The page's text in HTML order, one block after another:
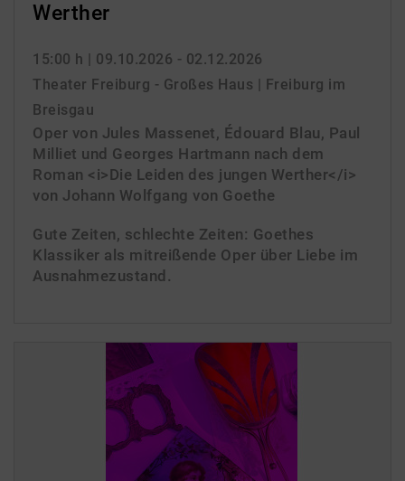
Werther
15:00 h | 09.10.2026 - 02.12.2026
Theater Freiburg - Großes Haus | Freiburg im
Breisgau
Oper von Jules Massenet, Édouard Blau, Paul
Milliet und Georges Hartmann nach dem
Roman <i>Die Leiden des jungen Werther</i>
von Johann Wolfgang von Goethe
Gute Zeiten, schlechte Zeiten: Goethes
Klassiker als mitreißende Oper über Liebe im
Ausnahmezustand.